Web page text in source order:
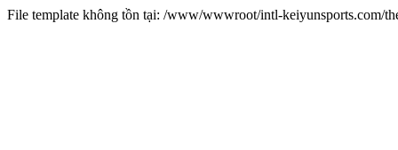
File template không tồn tại: /www/wwwroot/intl-keiyunsports.com/